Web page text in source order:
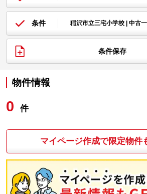
条件 稲沢市立三宅小学校 | 中古
条件保存
物件情報
0 件
マイページ作成で限定物件